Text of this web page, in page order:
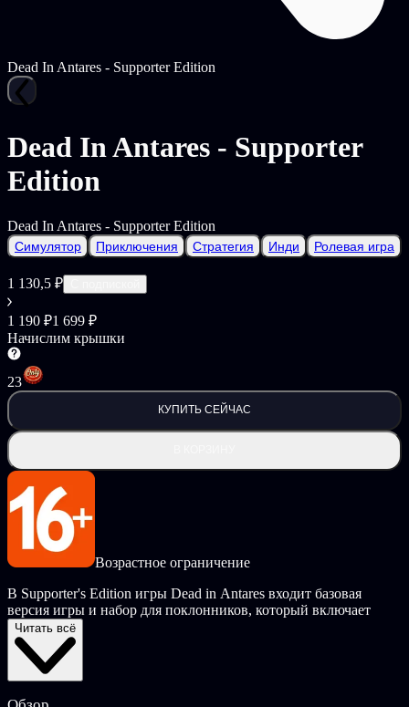
Dead In Antares - Supporter Edition
Dead In Antares - Supporter
Edition
Dead In Antares - Supporter Edition
Симулятор Приключения Стратегия Инди Ролевая игра
1 130,5 ₽
1 190 ₽1 699 ₽
Начислим крышки
23
КУПИТЬ СЕЙЧАС
Возрастное ограничение
В Supporter's Edition игры Dead in Antares входит базовая
версия игры и набор для поклонников, который включает
эксклюзивный боевой скин для Амелии, робота-компаньона,
который два раза в день дает вам немного дополнительных
ресурсов, если вы его погладите, а также успокаивающий
саундтрек от Антуана Бушериха.
Читать всё